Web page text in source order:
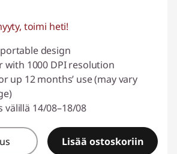
toimi heti!
design
with 1000 DPI resolution
up 12 months’ use (may vary
14/08–18/08
Lisää ostoskoriin